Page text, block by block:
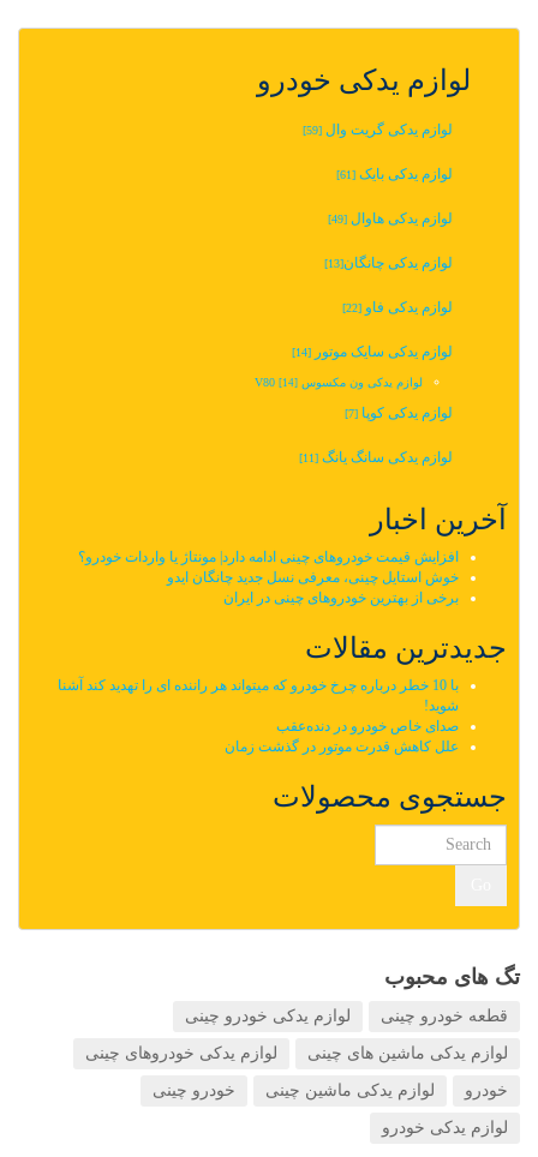
لوازم یدکی خودرو
لوازم یدکی گریت وال [59]
لوازم یدکی بایک [61]
لوازم یدکی هاوال [49]
لوازم یدکی چانگان‬‎[13]
لوازم یدکی فاو [22]
لوازم یدکی سایک موتور [14]
لوازم یدکی ون مکسوس V80 [14]
لوازم یدکی کوپا [7]
لوازم یدکی سانگ یانگ [11]
آخرین اخبار
افزایش قیمت خودروهای چینی ادامه دارد| مونتاژ یا واردات خودرو؟
خوش استایل چینی، معرفی نسل جدید چانگان ایدو
برخی از بهترین خودروهای چینی در ایران
جدیدترین مقالات
با 10 خطر درباره چرخ خودرو که میتواند هر راننده ای را تهدید کند آشنا
شوید!
صدای خاص خودرو در دنده‌عقب
علل کاهش قدرت موتور در گذشت زمان
جستجوی محصولات
تگ های محبوب
قطعه خودرو چینی لوازم یدکی خودرو چینی
لوازم یدکی ماشین های چینی لوازم یدکی خودروهای چینی
خودرو لوازم یدکی ماشین چینی خودرو چینی
لوازم یدکی خودرو